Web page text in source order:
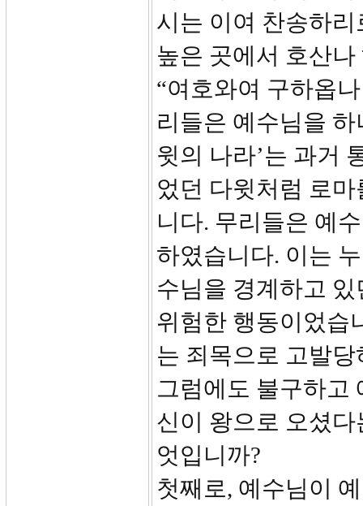
시는 이여 찬송하
높은 곳에서 호산나
“여호와여 구하옵
리들은 예수님을
윗의 나라’는 과거
었던 다윗처럼 로
니다. 무리들은 예
하였습니다. 이는
수님을 경계하고
위험한 행동이었습
는 죄목으로 고발
그럼에도 불구하고
신이 왕으로 오셨
엇입니까?
첫째로, 예수님이